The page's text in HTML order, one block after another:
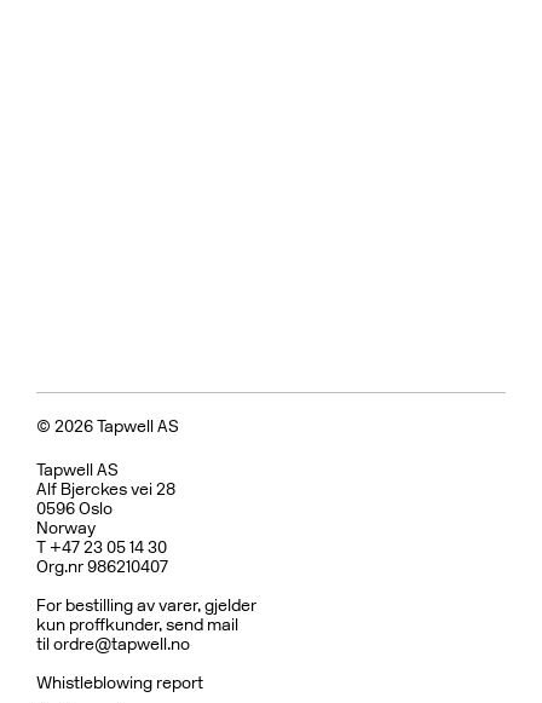
© 2026 Tapwell AS
Tapwell AS
Alf Bjerckes vei 28
0596 Oslo
Norway
T +47 23 05 14 30
Org.nr 986210407
For bestilling av varer, gjelder
kun proffkunder, send mail
tilordre@tapwell.no
Whistleblowing report